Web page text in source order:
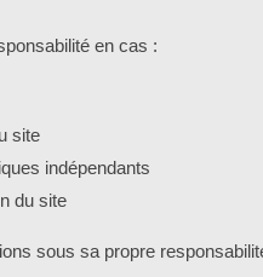
en cas :
site
indépendants
du site
sous sa propre